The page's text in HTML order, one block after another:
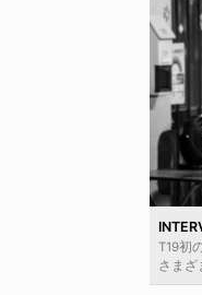
T19初
さまざ